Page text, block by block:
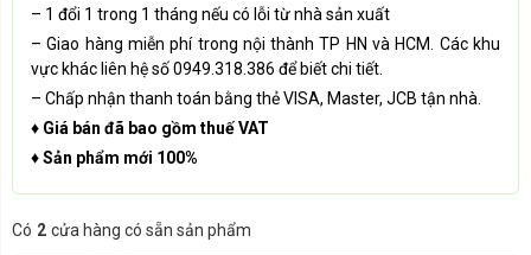
– 1 đổi 1 trong 1 tháng nếu có lỗi từ nhà sản xuất
– Giao hàng miễn phí trong nội thành TP HN và HCM. Các khu
vực khác liên hệ số 0949.318.386 để biết chi tiết.
– Chấp nhận thanh toán bằng thẻ VISA, Master, JCB tận nhà.
♦ Giá bán đã bao gồm thuế VAT
♦ Sản phẩm mới 100%
Có 2 cửa hàng có sẵn sản phẩm